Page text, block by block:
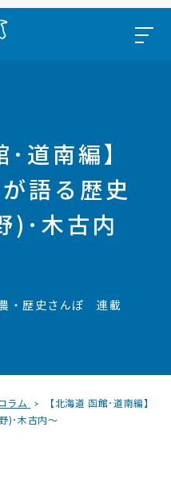
･道南編】
語る歴史
)･木古内
・歴史さんぽ 連載
ラム
【北海道 函館･道南編】
)･木古内～